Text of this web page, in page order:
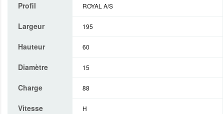
Profil ROYAL A/S
Largeur 195
Hauteur 60
Diamètre 15
Charge 88
Vitesse H